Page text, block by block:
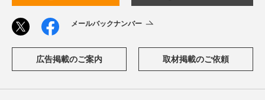
メールバックナンバー
広告掲載のご案内 取材掲載のご依頼